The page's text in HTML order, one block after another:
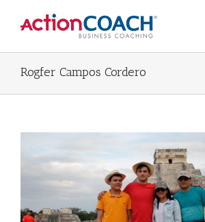
Rogfer Campos Cordero